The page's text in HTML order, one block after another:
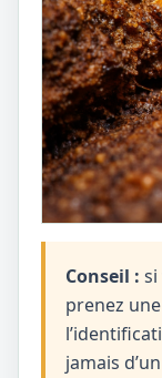
Conseil : si
prenez
jamais